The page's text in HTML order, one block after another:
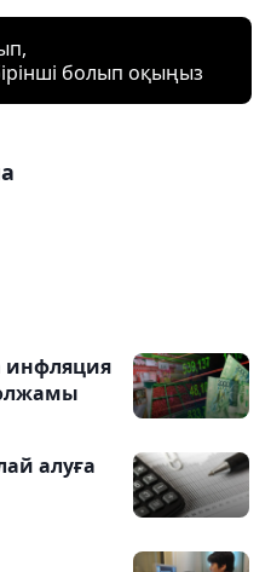
болып оқыңыз
инфляция
алуға